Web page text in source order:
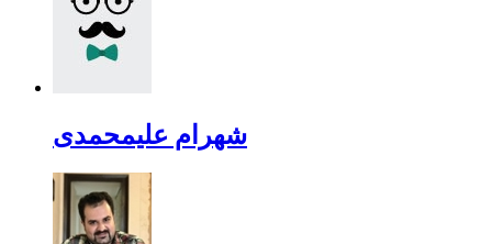
شهرام علیمحمدی